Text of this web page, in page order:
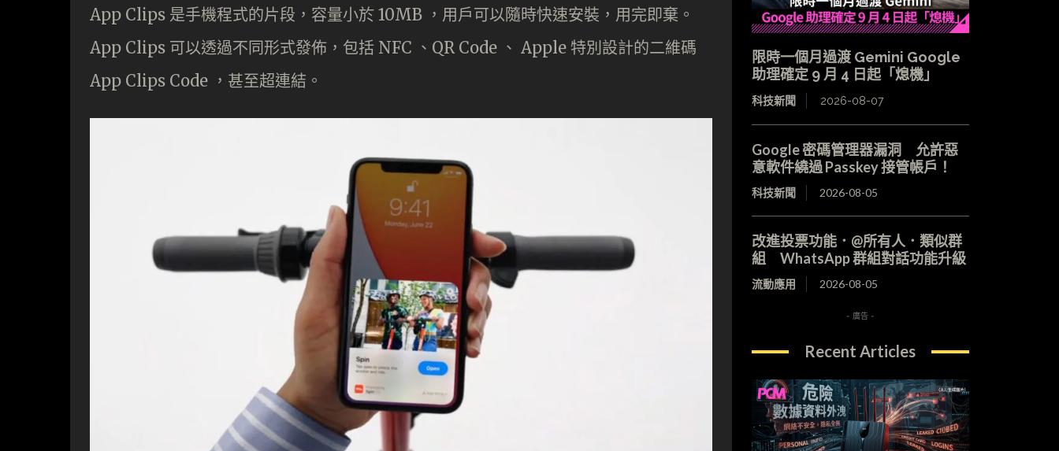
App Clips 是手機程式的片段，容量小於 10MB ，用戶可以隨時快速安裝，用完即棄。
App Clips 可以透過不同形式發佈，包括 NFC 、QR Code 、 Apple 特別設計的二維碼
App Clips Code ，甚至超連結。
限時一個月過渡 Gemini Google
助理確定 9 月 4 日起「熄機」
科技新聞 2026-08-07
Google 密碼管理器漏洞 允許惡
意軟件繞過 Passkey 接管帳戶！
科技新聞 2026-08-05
改進投票功能．@所有人．類似群
組 WhatsApp 群組對話功能升級
流動應用 2026-08-05
- 廣告 -
Recent Articles